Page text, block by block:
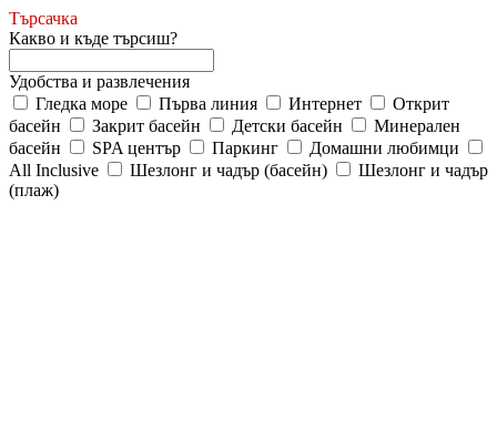
Търсачка
Какво и къде търсиш?
Удобства и развлечения
Гледка море
Първа линия Интернет
Открит
басейн
Закрит басейн Детски басейн
Минерален
басейн
SPA център Паркинг
Домашни любимци
All Inclusive
Шезлонг и чадър (басейн)
Шезлонг и чадър
(плаж)